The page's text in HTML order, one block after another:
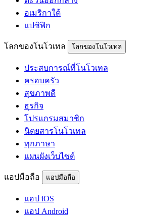
อเมริกาใต้
แปซิฟิก
โลกของโนโวเทล โลกของโนโวเทล
ประสบการณ์ที่โนโวเทล
ครอบครัว
สุขภาพดี
ธุรกิจ
โปรแกรมสมาชิก
นิตยสารโนโวเทล
ทุกภาษา
แผนผังเว็บไซต์
แอปมือถือ แอปมือถือ
แอป iOS
แอป Android